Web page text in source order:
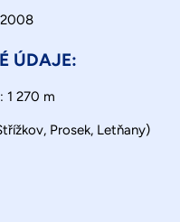
ÚDAJE:
1 270 m
Prosek, Letňany)